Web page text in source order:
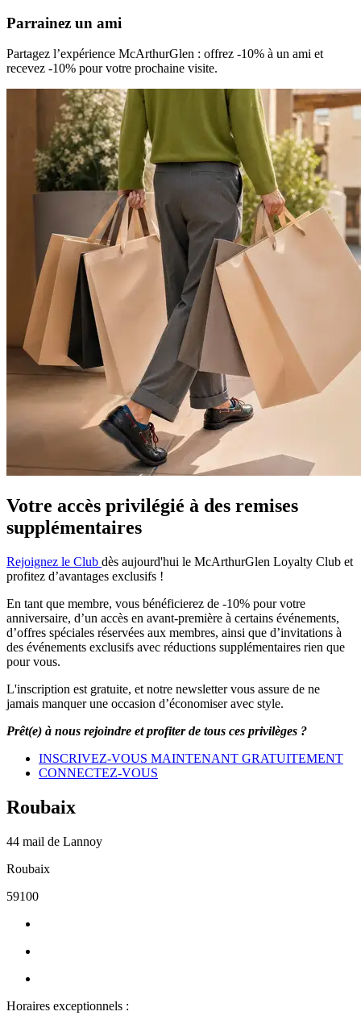
Parrainez un ami
Partagez l’expérience McArthurGlen : offrez -10% à un ami et
recevez -10% pour votre prochaine visite.
Votre accès privilégié à des remises
supplémentaires
Rejoignez le Club dès aujourd'hui le McArthurGlen Loyalty Club et
profitez d’avantages exclusifs !
En tant que membre, vous bénéficierez de -10% pour votre
anniversaire, d’un accès en avant-première à certains événements,
d’offres spéciales réservées aux membres, ainsi que d’invitations à
des événements exclusifs avec réductions supplémentaires rien que
pour vous.
L'inscription est gratuite, et notre newsletter vous assure de ne
jamais manquer une occasion d’économiser avec style.
Prêt(e) à nous rejoindre et profiter de tous ces privilèges ?
INSCRIVEZ-VOUS MAINTENANT GRATUITEMENT
CONNECTEZ-VOUS
Roubaix
44 mail de Lannoy
Roubaix
59100
Horaires exceptionnels :